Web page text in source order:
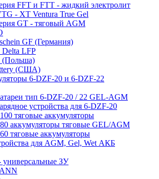
FFT и FTT - жидкий электролит
- XT Ventura True Gel
GT - тяговый AGM
GF (Германия)
LFP
(Польша)
(США)
6-DZF-20 и 6-DZF-22
тип 6-DZF-20 / 22 GEL-AGM
устройства для 6-DZF-20
тяговые аккумуляторы
аккумуляторы тяговые GEL/AGM
тяговые аккумуляторы
для AGM, Gel, Wet АКБ
универсальные ЗУ